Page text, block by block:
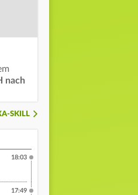
nach
SKILL
18:03
17:49